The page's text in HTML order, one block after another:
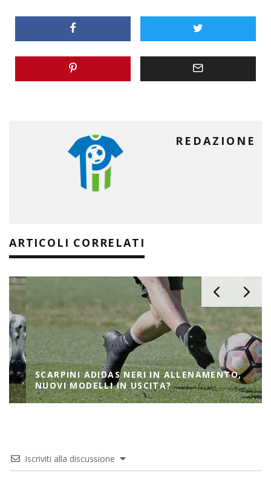
REDAZIONE
ARTICOLI CORRELATI
SCARPINI ADIDAS NERI IN ALLENAMENTO,
NUOVI MODELLI IN USCITA?
Iscriviti alla discussione